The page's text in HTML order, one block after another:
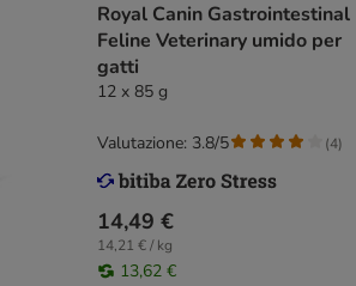
Royal Canin Gastrointestinal
Feline Veterinary umido per
gatti
12 x 85 g
14,49 €
14,21 € / kg
13,62 €
Valutazione: 3.8/5 (4)